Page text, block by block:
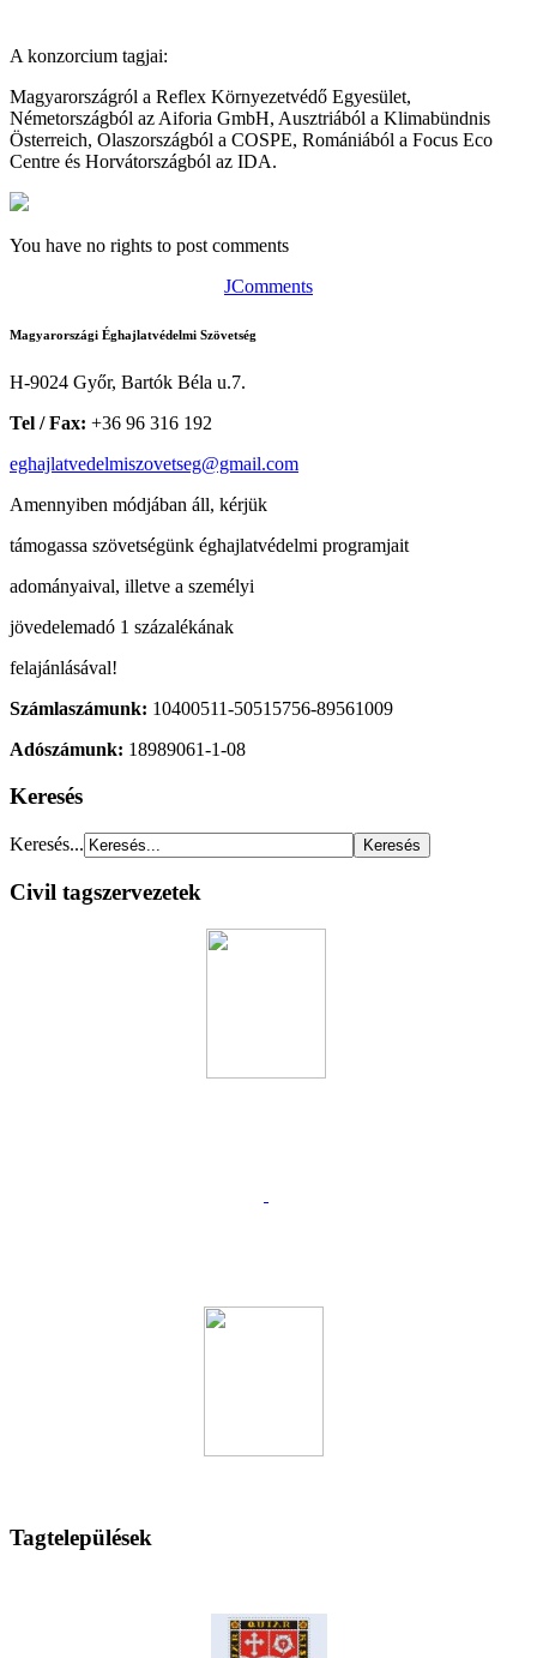
A konzorcium tagjai:
Magyarországról a Reflex Környezetvédő Egyesület,
Németországból az Aiforia GmbH, Ausztriából a Klimabündnis
Österreich, Olaszországból a COSPE, Romániából a Focus Eco
Centre és Horvátországból az IDA.
You have no rights to post comments
JComments
Magyarországi Éghajlatvédelmi Szövetség
H-9024 Győr, Bartók Béla u.7.
Tel / Fax: +36 96 316 192
eghajlatvedelmiszovetseg@gmail.com
Amennyiben módjában áll, kérjük
támogassa szövetségünk éghajlatvédelmi programjait
adományaival, illetve a személyi
jövedelemadó 1 százalékának
felajánlásával!
Számlaszámunk: 10400511-50515756-89561009
Adószámunk: 18989061-1-08
Keresés
Keresés...
Civil tagszervezetek
Tagtelepülések